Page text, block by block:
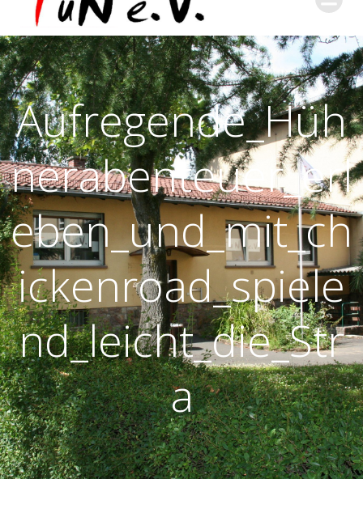
Aufregende_Hüh
nerabenteuer_erl
eben_und_mit_ch
ickenroad_spiele
nd_leicht_die_Str
a